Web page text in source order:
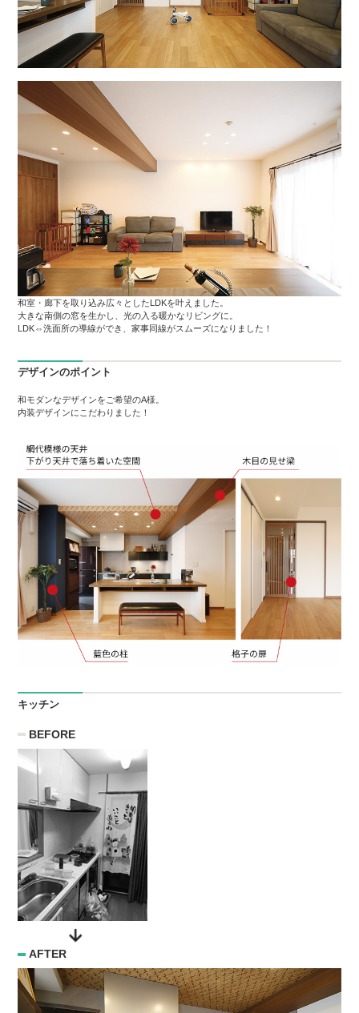
和室・廊下を取り込み広々としたLDKを叶えました。
大きな南側の窓を生かし、光の入る暖かなリビングに。
LDK⇔洗面所の導線ができ、家事同線がスムーズになりました！
デザインのポイント
和モダンなデザインをご希望のA様。
内装デザインにこだわりました！
キッチン
BEFORE
AFTER